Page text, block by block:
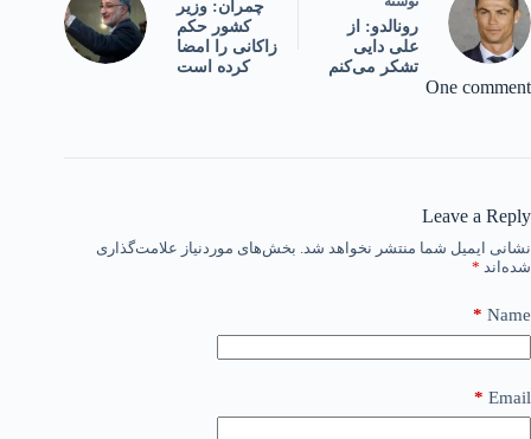
رونالدو: از
علی دایی
تشکر می‌کنم
چمران: وزیر
کشور حکم
زاکانی را امضا
کرده است
One comment
Leave a Reply
نشانی ایمیل شما منتشر نخواهد شد. بخش‌های موردنیاز علامت‌گذاری
شده‌اند *
Name
*
Email
*